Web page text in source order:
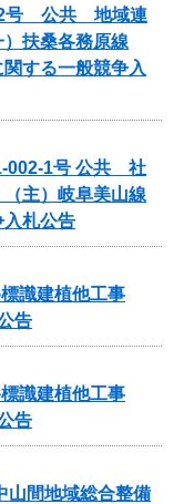
2号 公共 地域連
扶桑各務原線
する一般競争入
002-1号 公共 社
主）岐阜美山線
札公告
識建植他工事
告
識建植他工事
告
山間地域総合整備